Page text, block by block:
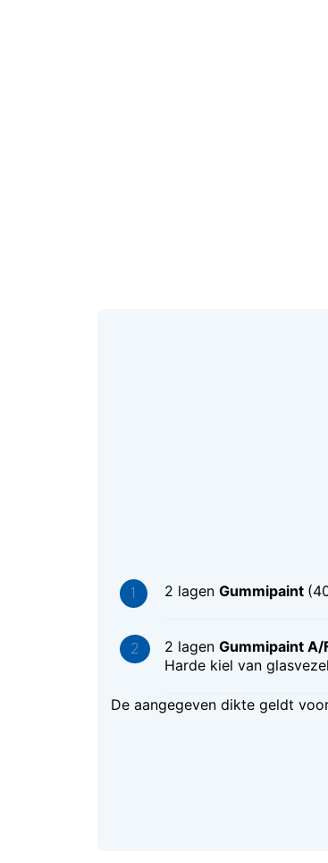
2 lagenGummipaint
2 lagenGummipaint A/
Harde kiel van
De aangegeven dikte geldt